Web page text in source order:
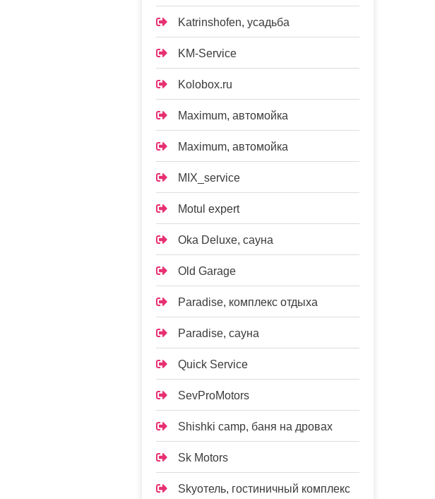
Katrinshofen, усадьба
KM-Service
Kolobox.ru
Maximum, автомойка
Maximum, автомойка
MIX_service
Motul expert
Oka Deluxe, сауна
Old Garage
Paradise, комплекс отдыха
Paradise, сауна
Quick Service
SevProMotors
Shishki camp, баня на дровах
Sk Motors
Skyотель, гостиничный комплекс